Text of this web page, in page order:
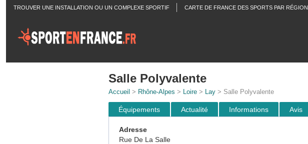
TROUVER UNE INSTALLATION OU UN COMPLEXE SPORTIF CARTE DE FRANCE DES SPORTS PAR RÉGION
Salle Polyvalente
Accueil > Rhône-Alpes > Loire> Lay> Salle Polyvalente
Équipements Actualité Informations Avis
Adresse
Rue De La Salle